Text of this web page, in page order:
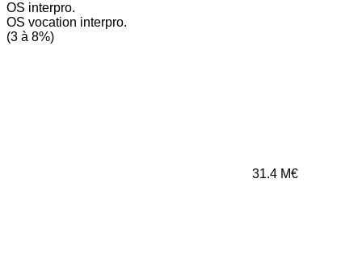
OS interpro.
OS vocation interpro.
(3 à 8%)
31.4 M€